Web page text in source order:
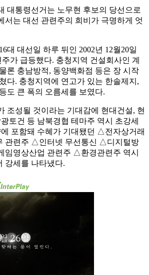
대통령선거는 노무현 후보의 당선으로
서는 대선 관련주의 희비가 극명하게 엇
대 대선일 하루 뒤인 2002년 12월20일
주가 급등했다. 충청지역 건설회사인 계
론 충남방적, 동양백화점 등은 장 시작
다. 충청지역에 연고가 있는 한솔제지,
도 큰 폭의 오름세를 보였다.
조성될 것이라는 기대감에 현대건설, 현
토건 등 남북경협 테마주 역시 초강세
포함돼 수혜가 기대됐던 △전자상거래
관련주 △인터넷 무선통신 △디지털방
영상산업 관련주 △환경관련주 역시
강세를 나타냈다.